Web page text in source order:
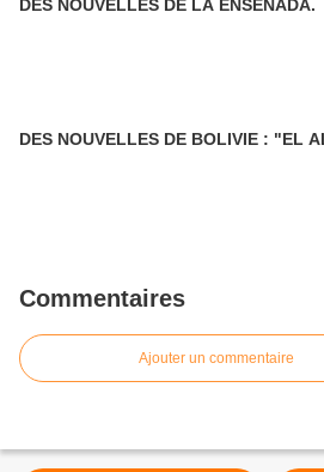
DES NOUVELLES DE LA ENSENADA.
DES NOUVELLES DE BOLIVIE : "EL
Commentaires
Ajouter un commentaire